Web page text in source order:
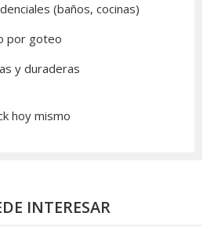
(baños, cocinas)
por goteo
y duraderas
hoy mismo
INTERESAR